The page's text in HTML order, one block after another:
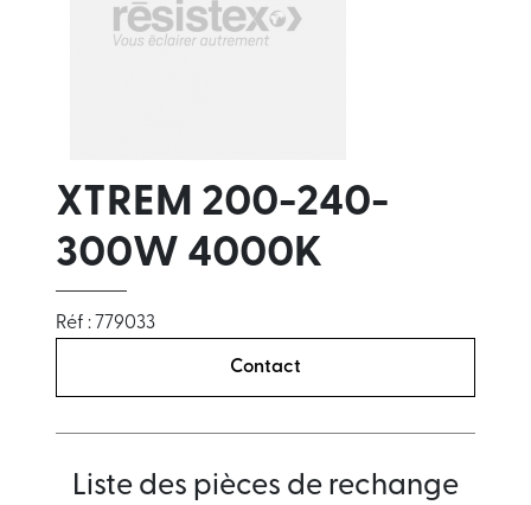
XTREM 200-240-
300W 4000K
Réf : 779033
Contact
Liste des pièces de rechange